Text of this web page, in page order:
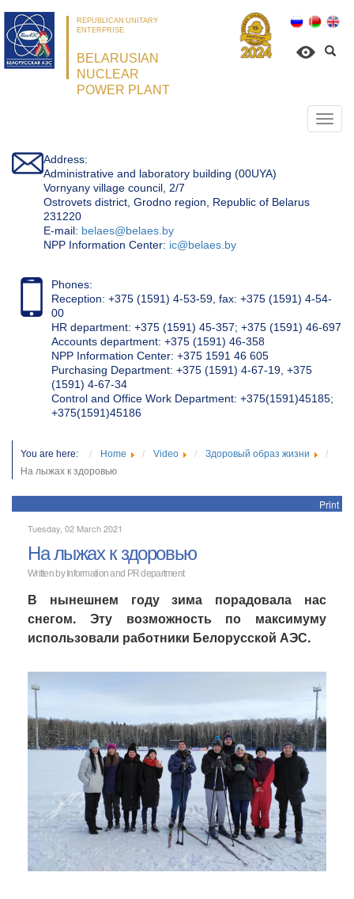
REPUBLICAN UNITARY
ENTERPRISE
BELARUSIAN
NUCLEAR
POWER PLANT
Address:
Administrative and laboratory building (00UYA)
Vornyany village council, 2/7
Ostrovets district, Grodno region, Republic of Belarus
231220
Е-mail: belaes@belaes.by
NPP Information Center: ic@belaes.by
Phones:
Reception: +375 (1591) 4-53-59, fax: +375 (1591) 4-54-
00
HR department: +375 (1591) 45-357; +375 (1591) 46-697
Accounts department: +375 (1591) 46-358
NPP Information Center: +375 1591 46 605
Purchasing Department: +375 (1591) 4-67-19, +375
(1591) 4-67-34
Control and Office Work Department: +375(1591)45185;
+375(1591)45186
You are here: Home Video
Здоровый образ жизни
На лыжах к здоровью
Print
Tuesday, 02 March 2021
На лыжах к здоровью
Written by Information and PR department
В нынешнем году зима порадовала нас
снегом. Эту возможность по максимуму
использовали работники Белорусской АЭС.